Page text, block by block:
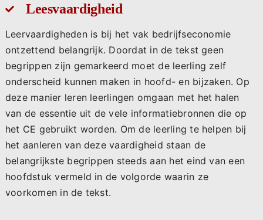
Leesvaardigheid
Leervaardigheden is bij het vak bedrijfseconomie
ontzettend belangrijk. Doordat in de tekst geen
begrippen zijn gemarkeerd moet de leerling zelf
onderscheid kunnen maken in hoofd- en bijzaken. Op
deze manier leren leerlingen omgaan met het halen
van de essentie uit de vele informatiebronnen die op
het CE gebruikt worden. Om de leerling te helpen bij
het aanleren van deze vaardigheid staan de
belangrijkste begrippen steeds aan het eind van een
hoofdstuk vermeld in de volgorde waarin ze
voorkomen in de tekst.